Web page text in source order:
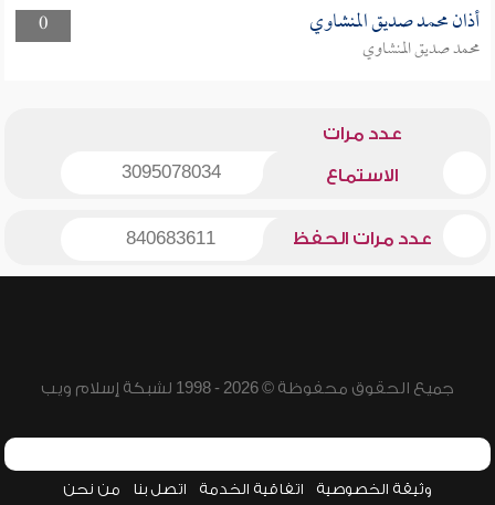
0
أذان محمد صديق المنشاوي
محمد صديق المنشاوي
عدد مرات
الاستماع 3095078034
عدد مرات الحفظ 840683611
جميع الحقوق محفوظة © 2026 - 1998 لشبكة إسلام ويب
وثيقة الخصوصية اتفاقية الخدمة اتصل بنا من نحن